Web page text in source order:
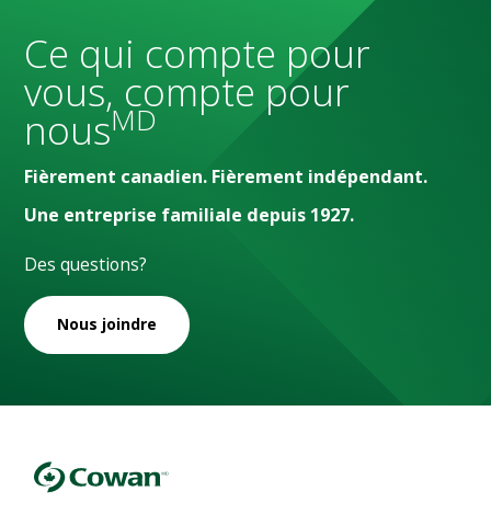
Ce qui compte pour
vous, compte pour
nousMD
Fièrement canadien. Fièrement indépendant.
Une entreprise familiale depuis 1927.
Des questions?
Nous joindre